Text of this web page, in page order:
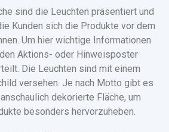
sind die Leuchten präsentiert und
Kunden sich die Produkte vor dem
Um hier wichtige Informationen
Aktions- oder Hinweisposter
Die Leuchten sind mit einem
versehen. Je nach Motto gibt es
dekorierte Fläche, um
besonders hervorzuheben.